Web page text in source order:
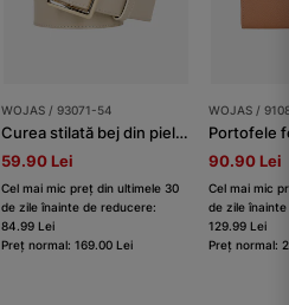
WOJAS / 93071-54
Curea stilată bej din piele granulată damă
59.90 Lei
Cel mai mic preț din ultimele 30
de zile înainte de reducere:
84.99 Lei
Preț normal: 169.00 Lei
WOJAS /
Portofele
90.90 Lei
Cel mai mic
de zile
129.99 Lei
Preț normal: